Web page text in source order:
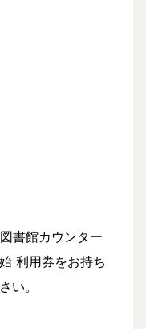
書館カウンター
利用券をお持ち
い。